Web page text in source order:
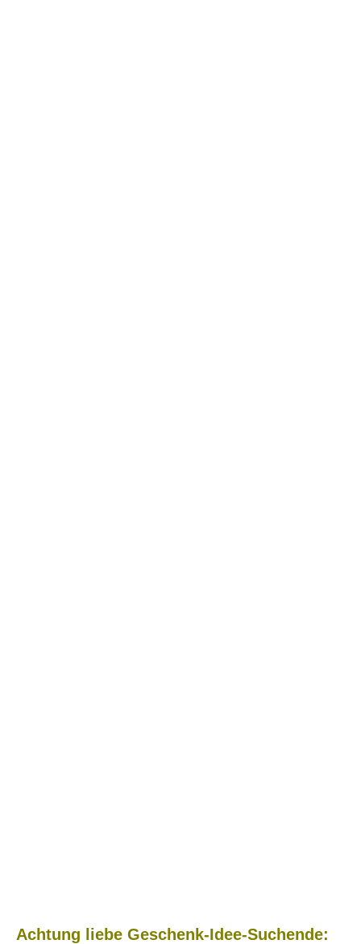
Achtung liebe Geschenk-Idee-Suchende: